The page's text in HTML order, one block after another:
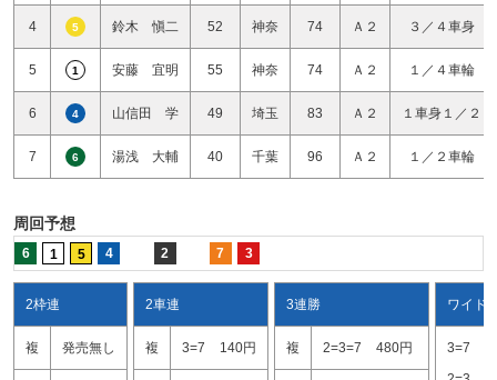
4 5 鈴木 愼二 52 神奈 74 Ａ２ ３／４車身
5 1 安藤 宜明 55 神奈 74 Ａ２ １／４車輪
6 4 山信田 学 49 埼玉 83 Ａ２ １車身１／２
7 6 湯浅 大輔 40 千葉 96 Ａ２ １／２車輪
周回予想
6 1 5 4 2 7 3
2枠連
複 発売無し
2車連
複 3=7 140円
3連勝
複 2=3=7 480円
ワイド
3=7